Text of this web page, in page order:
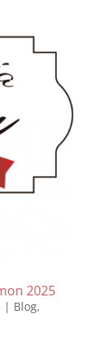
2025
| Blog,